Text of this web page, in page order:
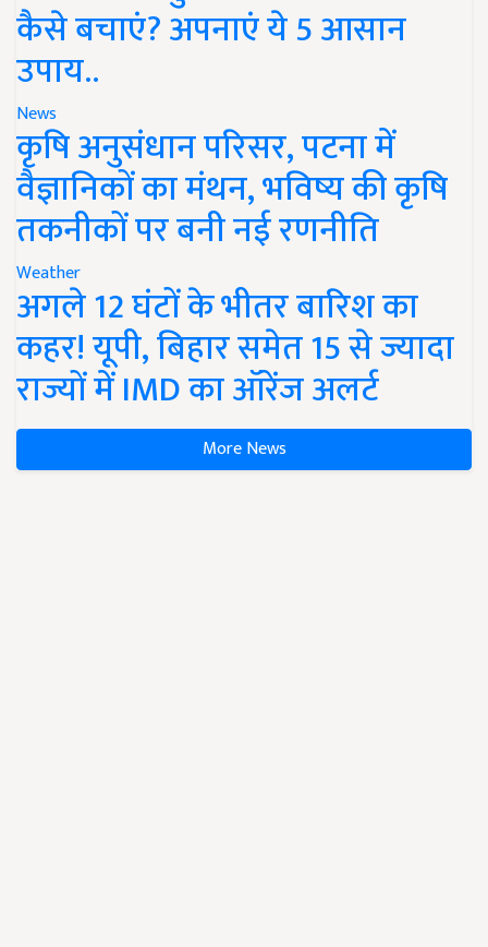
कैसे बचाएं? अपनाएं ये 5 आसान
उपाय..
News
कृषि अनुसंधान परिसर, पटना में
वैज्ञानिकों का मंथन, भविष्य की कृषि
तकनीकों पर बनी नई रणनीति
Weather
अगले 12 घंटों के भीतर बारिश का
कहर! यूपी, बिहार समेत 15 से ज्यादा
राज्यों में IMD का ऑरेंज अलर्ट
More News